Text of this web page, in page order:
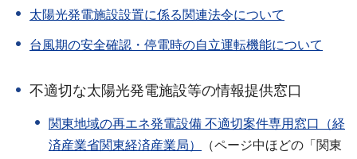
太陽光発電施設設置に係る関連法令について
台風期の安全確認・停電時の自立運転機能について
不適切な太陽光発電施設等の情報提供窓口
関東地域の再エネ発電設備 不適切案件専用窓口（経
済産業省関東経済産業局）
（ページ中ほどの「関東